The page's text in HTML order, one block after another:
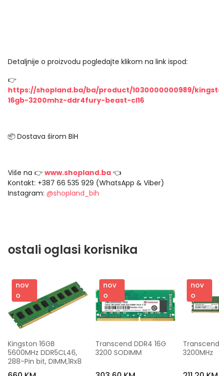
Detaljnije o proizvodu pogledajte klikom na link ispod:
👉
https://shopland.ba/ba/product/1030000000989/
16gb-3200mhz-ddr4fury-beast-cl16
📦 Dostava širom BiH
Više na 👉 www.shopland.ba 👈
Kontakt: +387 66 535 929 (WhatsApp & Viber)
Instagram: @shopland_bih
ostali oglasi korisnika
nov
o
Kingston 16GB
5600MHz DDR5CL46,
288-Pin bit, DIMM,1Rx8
nov
o
Transcend DDR4 16G
3200 SODIMM
nov
o
3200MHz